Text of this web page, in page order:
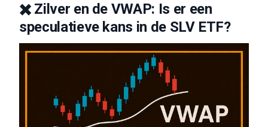
✖️ Zilver en de VWAP: Is er een
speculatieve kans in de SLV ETF?